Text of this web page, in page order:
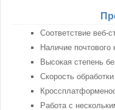
Соответствие веб-
Наличие почтового
Высокая степень
Скорость
Работа с